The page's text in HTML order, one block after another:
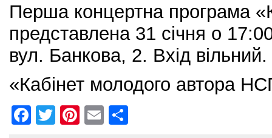
Перша концертна програма
представлена 31 січня о
вул. Банкова, 2. Вхід вільний.
«Кабінет молодого автора
F
T
Pi
E